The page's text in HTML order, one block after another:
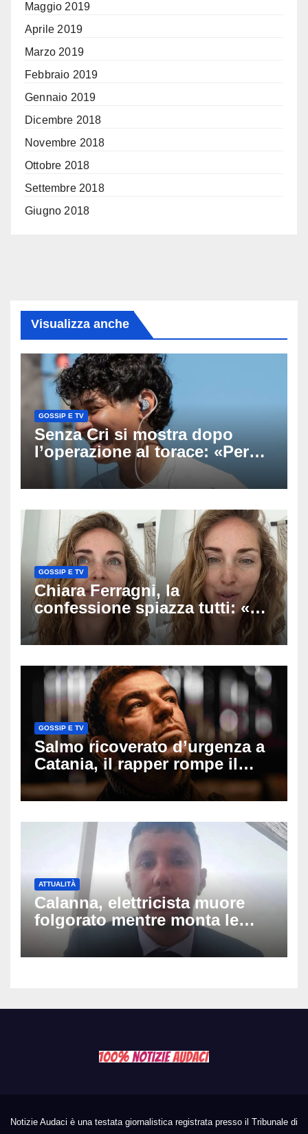
Maggio 2019
Aprile 2019
Marzo 2019
Febbraio 2019
Gennaio 2019
Dicembre 2018
Novembre 2018
Ottobre 2018
Settembre 2018
Giugno 2018
Visualizza anche
GOSSIP E TV
Senza Cri si mostra dopo
l’operazione al torace: «Per
anni mi sentivo in trappola», il
racconto sul difficile percorso
GOSSIP E TV
Chiara Ferragni, la
confessione spiazza tutti: «Un
mio ex voleva che mi rifacessi
il seno». Poi svela i ritocchi di
GOSSIP E TV
Salmo ricoverato d’urgenza a
Catania, il rapper rompe il
silenzio dopo la notte in
ospedale: come sta e cosa
ATTUALITÀ
Calanna, elettricista muore
folgorato mentre monta le
luminarie della festa: chi era
Fabio Calabrò e cosa è
Notizie Audaci è una testata giornalistica registrata presso il Tribunale di